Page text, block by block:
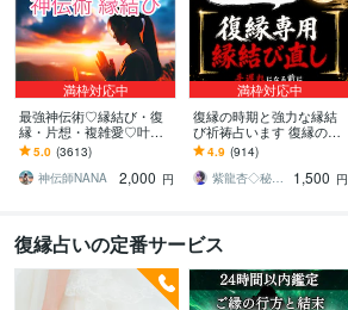
満枠対応中
最強神伝術♡縁結び・復
縁・片想・複雑愛♡叶え
ます 片想い・復縁・結
婚・金運等、様々なご縁
を結び幸せへと導きます
5.0 (3613)
神伝師NANA
2,000 円
満枠対応中
復縁の時期と強力な縁結
び祈祷占います 復縁の時
期を霊視し、早めるアド
バイス、強力な縁結び祈
祷。
4.9 (914)
紫龍杏◇秘伝の縁結び祈祷師
1,500 円
復縁占いの定番サービス